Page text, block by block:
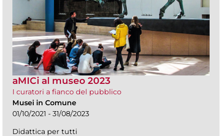
aMICi al museo 2023
I curatori a fianco del pubblico
Musei in Comune
01/10/2021 - 31/08/2023
Didattica per tutti